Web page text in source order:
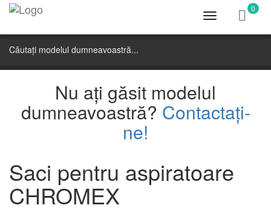
Toggle
navigation
0
Nu ați găsit modelul
dumneavoastră? Contactați-
ne!
Saci pentru aspiratoare
CHROMEX